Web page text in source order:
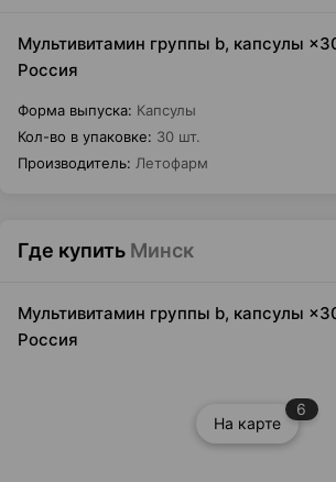
Мультивитамин группы b, капсулы
Россия
Форма выпуска: Капсулы
Кол-во в упаковке: 30 шт.
Производитель: Летофарм
Где купить Минск
Мультивитамин группы b, капсулы
Россия
На карте
6